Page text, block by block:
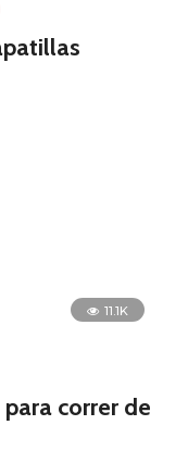
11.1K
correr de